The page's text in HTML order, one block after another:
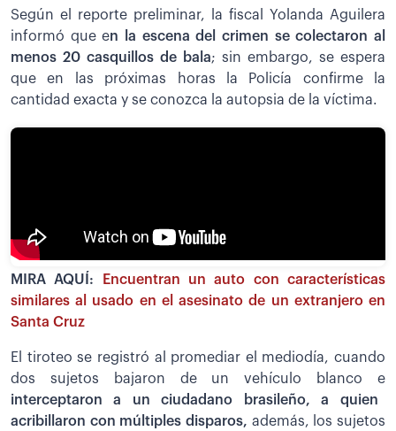
Según el reporte preliminar, la fiscal Yolanda Aguilera
informó que en la escena del crimen se colectaron al
menos 20 casquillos de bala; sin embargo, se espera
que en las próximas horas la Policía confirme la
cantidad exacta y se conozca la autopsia de la víctima.
MIRA AQUÍ:
Encuentran un auto con características
similares al usado en el asesinato de un extranjero en
Santa Cruz
El tiroteo se registró al promediar el mediodía, cuando
dos sujetos bajaron de un vehículo blanco e
interceptaron a un ciudadano brasileño, a quien
acribillaron con múltiples disparos, además, los sujetos